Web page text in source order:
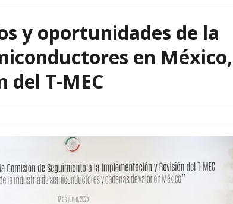
y oportunidades de la
en México,
T-MEC